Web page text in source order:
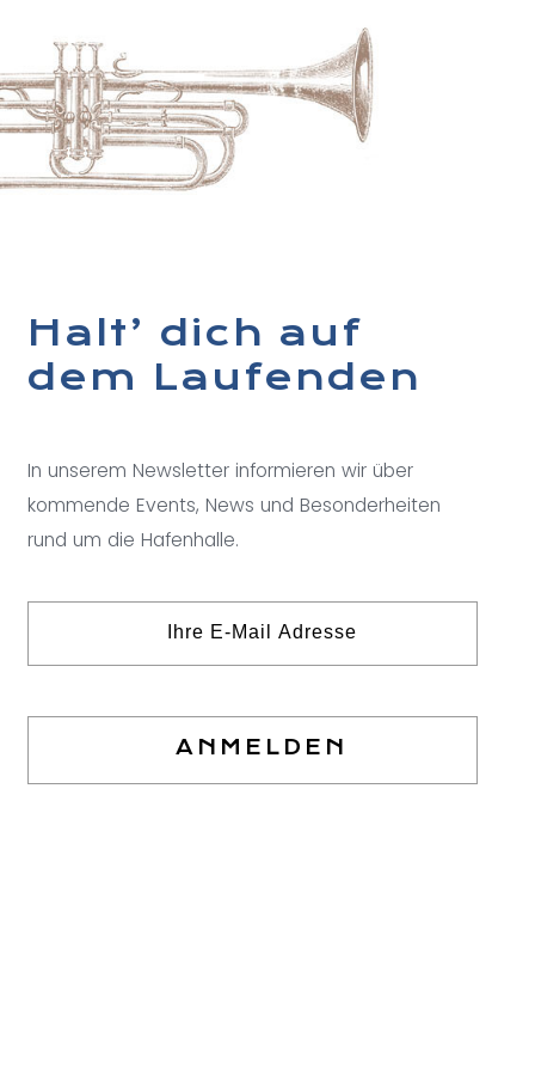
Halt’ dich auf
dem Laufenden
In unserem Newsletter informieren wir über
kommende Events, News und Besonderheiten
rund um die Hafenhalle.